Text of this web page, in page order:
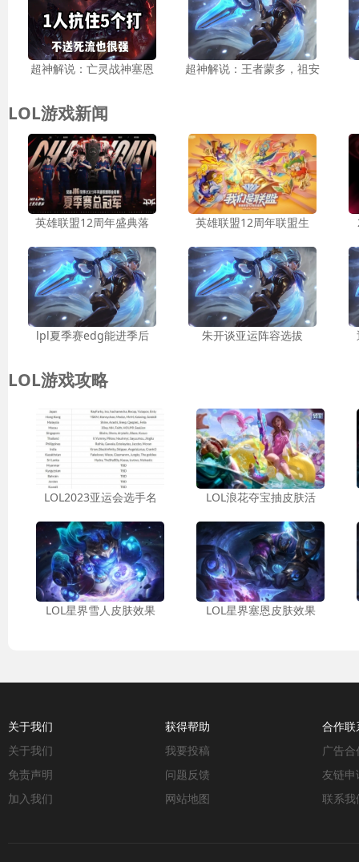
超神解说：亡灵战神塞恩 超神解说：王者蒙多，祖安
LOL游戏新闻
英雄联盟12周年盛典落 英雄联盟12周年联盟生
lpl夏季赛edg能进季后 朱开谈亚运阵容选拔
LOL游戏攻略
LOL2023亚运会选手名 LOL浪花夺宝抽皮肤活
LOL星界雪人皮肤效果 LOL星界塞恩皮肤效果
关于我们
关于我们
免责声明
加入我们
获得帮助
我要投稿
问题反馈
网站地图
合作联
广告合
友链申
联系我